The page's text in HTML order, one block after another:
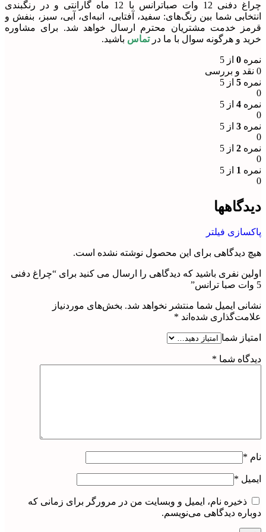
چراغ دفنی 12 وات صباترانس با 12 ماه گارانتی و در رنگبندی
انتخابی شما بین رنگ‌های: سفید، آفتابی، انبه‌ای، آبی، سبز، بنفش و
قرمز خدمت مشتریان محترم ارسال خواهد شد. برای مشاوره
خرید و هرگونه سوال با ما در تماس باشید.
نمره 0 از 5
0 نقد و بررسی
نمره 5 از 5
0
نمره 4 از 5
0
نمره 3 از 5
0
نمره 2 از 5
0
نمره 1 از 5
0
دیدگاهها
پاکسازی فیلتر
هیچ دیدگاهی برای این محصول نوشته نشده است.
اولین نفری باشید که دیدگاهی را ارسال می کنید برای “چراغ دفنی
5 وات صبا ترانس”
نشانی ایمیل شما منتشر نخواهد شد. بخش‌های موردنیاز
علامت‌گذاری شده‌اند *
امتیاز شما
دیدگاه شما *
نام *
ایمیل *
ذخیره نام، ایمیل و وبسایت من در مرورگر برای زمانی که
دوباره دیدگاهی می‌نویسم.